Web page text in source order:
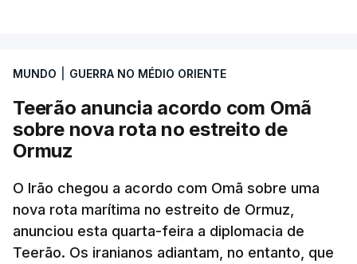
que já colaborou com a Administração norte-
americana em projetos no Médio Oriente,
nomeadamente no Iraque.
militar deverá ficar nos 60 por cento de
território de Gaza que Israel controla e a cerca
de 1,5 quilómetros da fronteira com Israel.
Permite, desta forma, uma extração rápida em
MUNDO GUERRA NO MÉDIO ORIENTE
Teerão anuncia acordo com Omã
sobre nova rota no estreito de
Ormuz
O Irão chegou a acordo com Omã sobre uma
nova rota marítima no estreito de Ormuz,
anunciou esta quarta-feira a diplomacia de
Teerão. Os iranianos adiantam, no entanto, que